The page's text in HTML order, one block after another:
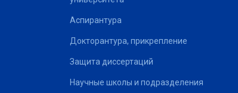
Аспирантура
Докторантура, прикрепление
Защита диссертаций
Научные школы и подразделения